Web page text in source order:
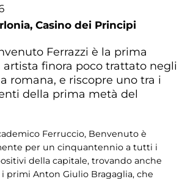
Casino dei Principi
Ferrazzi è la prima
finora poco trattato negli
romana, e riscopre uno tra i
della prima metà del
Ferruccio, Benvenuto è
per un cinquantennio a tutti i
della capitale, trovando anche
primi Anton Giulio Bragaglia, che